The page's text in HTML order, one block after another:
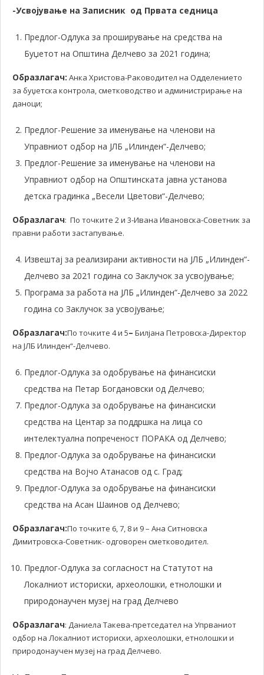
-Усвојување на Записник од Првата седница
Предлог-Одлука за проширување на средства на
Буџетот на Општина Делчево за 2021 година;
Образлагач: Анка Христова-Раководител на Одделението
за буџетска контрола, сметководство и администрирање на
даноци;
Предлог-Решение за именување на членови на
Управниот одбор на ЈЛБ „Илинден“-Делчево;
Предлог-Решение за именување на членови на
Управниот одбор на Општинската јавна установа
детска градинка „Весели Цветови“-Делчево;
Образлагач: По точките 2 и 3-Ивана Ивановска-Советник за
правни работи застапување.
Извештај за реализирани активности на ЈЛБ „Илинден“-
Делчево за 2021 година со Заклучок за усвојување;
Програма за работа на ЈЛБ „Илинден“-Делчево за 2022
година со Заклучок за усвојување;
Образлагач:По точките 4 и 5– Билјана Петровска-Директор
на ЈЛБ Илинден“-Делчево.
Предлог-Одлука за одобрување на финансиски
средства на Петар Богдановски од Делчево;
Предлог-Одлука за одобрување на финансиски
средства на Центар за поддршка на лица со
интелектуална попреченост ПОРАКА од Делчево;
Предлог-Одлука за одобрување на финансиски
средства на Војчо Атанасов од с. Град;
Предлог-Одлука за одобрување на финансиски
средства на Асан Шаинов од Делчево;
Образлагач:По точките 6, 7, 8 и 9 – Ана Ситновска
Димитровска-Советник- одговорен сметководител.
Предлог-Одлука за согласност на Статутот на
Локалниот историски, археолошки, етнолошки и
природонаучен музеј на град Делчево
Образлагач: Даниела Такева-претседател на Упрваниот
одбор на Локалниот историски, археолошки, етнолошки и
природонаучен музеј на град Делчево.